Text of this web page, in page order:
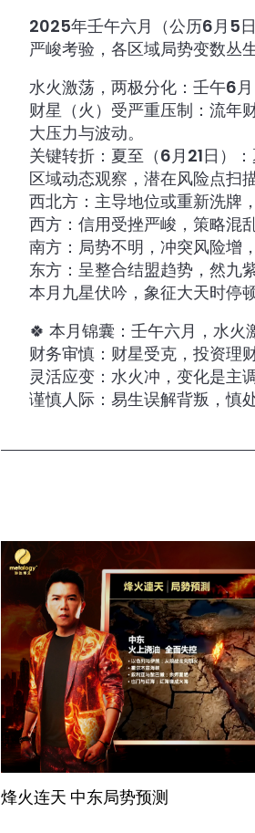
2025年壬午六月（公历6月5
严峻考验，各区域局势变数丛
水火激荡，两极分化：壬午6
财星（火）受严重压制：流年
大压力与波动。
关键转折：夏至（6月21日）
区域动态观察，潜在风险点扫
西北方：主导地位或重新洗牌
西方：信用受挫严峻，策略混
南方：局势不明，冲突风险增
东方：呈整合结盟趋势，然九
本月九星伏吟，象征大天时停
🍀 本月锦囊：壬午六月，水火
财务审慎：财星受克，投资理
灵活应变：水火冲，变化是主
谨慎人际：易生误解背叛，慎
烽火连天 中东局势预测